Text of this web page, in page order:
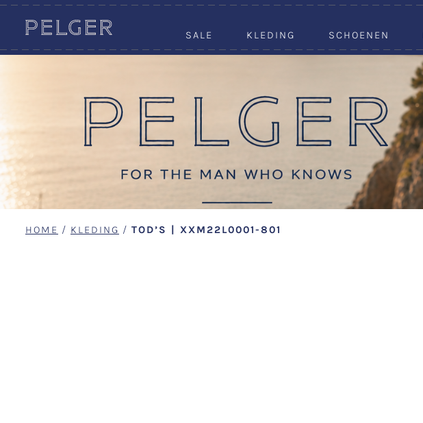
SALE KLEDING SCHOENEN
HOME / KLEDING / TOD’S | XXM22L0001-801